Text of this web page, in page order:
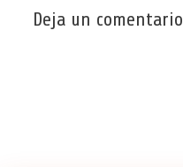
Deja un comentario